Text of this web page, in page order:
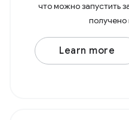
что можно запустить
получено
Learn more